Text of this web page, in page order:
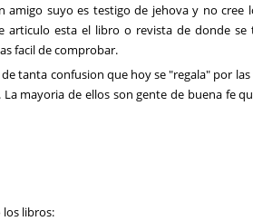
amigo suyo es testigo de jehova y no
articulo esta el libro o revista de donde
facil de comprobar.
tanta confusion que hoy se "regala" por
mayoria de ellos son gente de buena fe
libros: